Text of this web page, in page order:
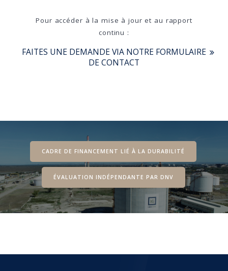
Pour accéder à la mise à jour et au rapport
continu :
FAITES UNE DEMANDE VIA NOTRE FORMULAIRE
DE CONTACT
CADRE DE FINANCEMENT LIÉ À LA DURABILITÉ
ÉVALUATION INDÉPENDANTE PAR DNV